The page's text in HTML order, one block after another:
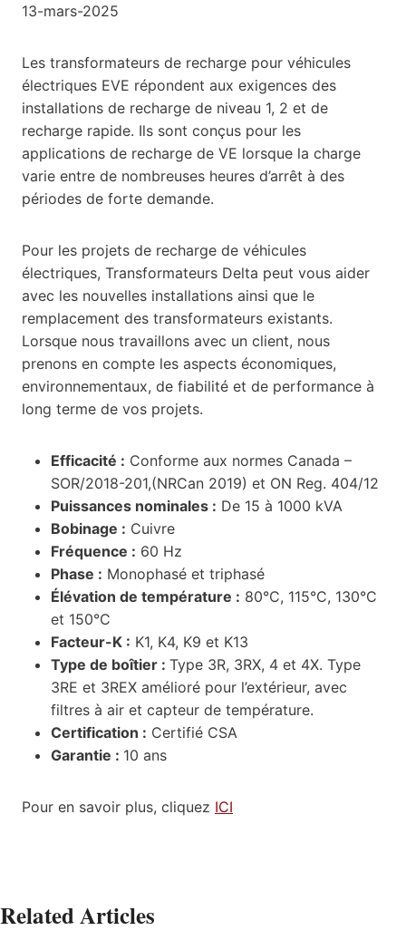
13-mars-2025
Les transformateurs de recharge pour véhicules
électriques EVE répondent aux exigences des
installations de recharge de niveau 1, 2 et de
recharge rapide. Ils sont conçus pour les
applications de recharge de VE lorsque la charge
varie entre de nombreuses heures d’arrêt à des
périodes de forte demande.
Pour les projets de recharge de véhicules
électriques, Transformateurs Delta peut vous aider
avec les nouvelles installations ainsi que le
remplacement des transformateurs existants.
Lorsque nous travaillons avec un client, nous
prenons en compte les aspects économiques,
environnementaux, de fiabilité et de performance à
long terme de vos projets.
Efficacité : Conforme aux normes Canada –
SOR/2018-201,(NRCan 2019) et ON Reg. 404/12
Puissances nominales : De 15 à 1000 kVA
Bobinage : Cuivre
Fréquence : 60 Hz
Phase : Monophasé et triphasé
Élévation de température : 80°C, 115°C, 130°C
et 150°C
Facteur-K : K1, K4, K9 et K13
Type de boîtier : Type 3R, 3RX, 4 et 4X. Type
3RE et 3REX amélioré pour l’extérieur, avec
filtres à air et capteur de température.
Certification : Certifié CSA
Garantie : 10 ans
Pour en savoir plus, cliquez ICI
Related Articles